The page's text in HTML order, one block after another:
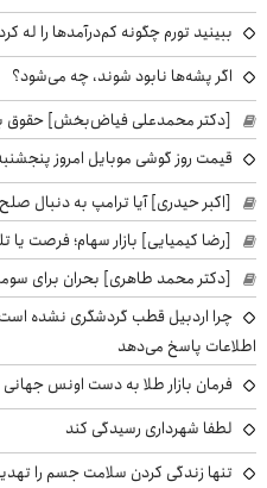
ببینید تورم چگونه کم‌درآمدها را له
اگر پشه‌ها نابود شوند، چه می‌شود؟
[دکتر محمدعلی فیاض‌بخش] حقوق
قیمت روز گوشی موبایل امروز پنجشنبه ۱۵ مرداد
[اکبر حیدری] آیا ترامپ به دنبال
[رضا کیمیایی] بازار سهام؛ فرصت یا
[دکتر محمد طاهری] بحران برای
چرا اردبیل قطب گردشگری نشده
اطلاعات پاسخ می‌دهد
فرمان بازار طلا به دست اونس جهانی
لطفا شهرداری رسیدگی کند
تنها زندگی کردن سلامت جسم را